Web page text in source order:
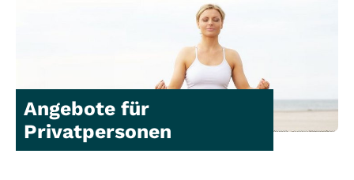
Angebote für
Privatpersonen